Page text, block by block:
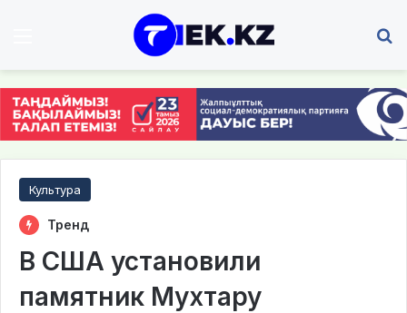
Культура
Тренд
В США установили
памятник Мухтару